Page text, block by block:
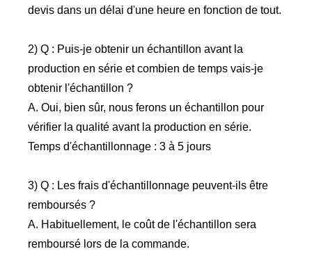
devis dans un délai d'une heure en fonction de tout.
2) Q : Puis-je obtenir un échantillon avant la
production en série et combien de temps vais-je
obtenir l'échantillon ?
A. Oui, bien sûr, nous ferons un échantillon pour
vérifier la qualité avant la production en série.
Temps d'échantillonnage : 3 à 5 jours
3) Q : Les frais d'échantillonnage peuvent-ils être
remboursés ?
A. Habituellement, le coût de l'échantillon sera
remboursé lors de la commande.